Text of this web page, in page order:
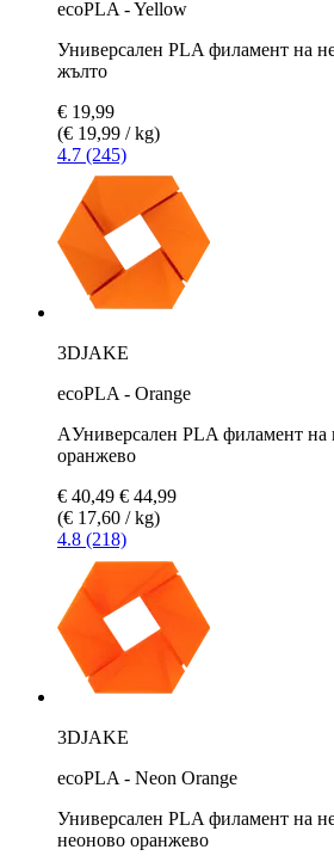
ecoPLA - Yellow
Универсален PLA филамент на
жълто
€ 19,99
(€ 19,99 / kg)
4.7 (245)
3DJAKE
ecoPLA - Orange
AУниверсален PLA филамент на
оранжево
€ 40,49 € 44,99
(€ 17,60 / kg)
4.8 (218)
3DJAKE
ecoPLA - Neon Orange
Универсален PLA филамент на
неоново оранжево